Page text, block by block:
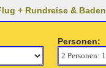
+ Rundreise & Baden
Personen: